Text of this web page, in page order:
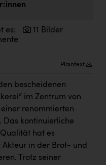
es:
11 Bilder
Plaintext
bescheidenen
im Zentrum von
einer renommierten
Das kontinuierliche
hat es
in der Brot- und
Trotz seiner